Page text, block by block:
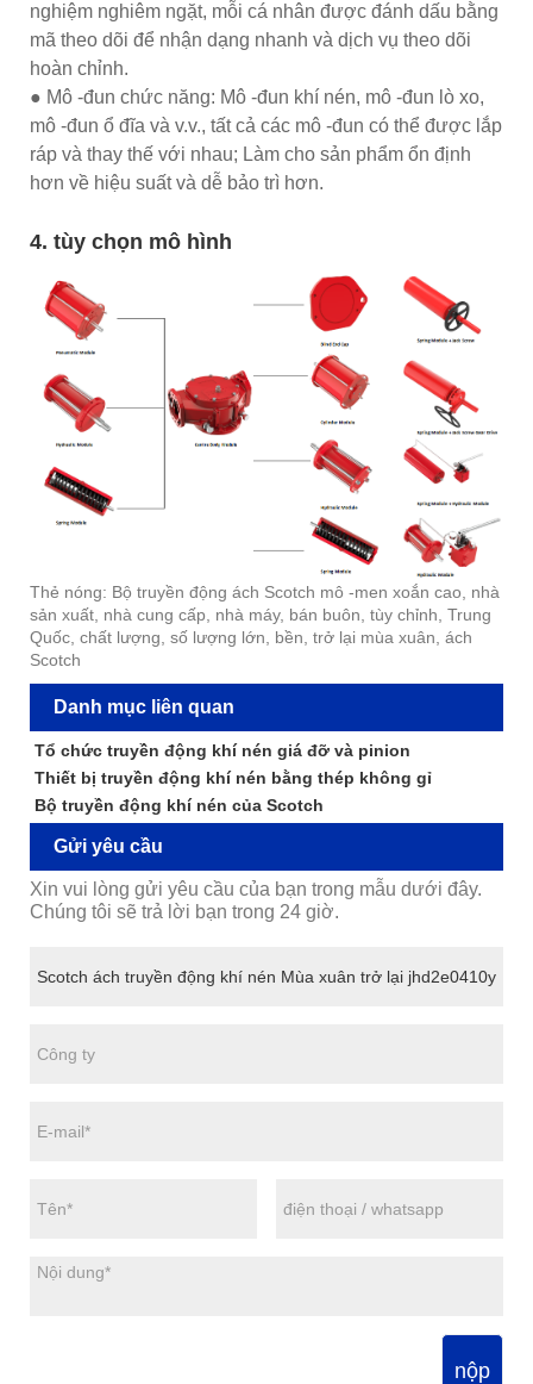
nghiệm nghiêm ngặt, mỗi cá nhân được đánh dấu bằng
mã theo dõi để nhận dạng nhanh và dịch vụ theo dõi
hoàn chỉnh.
● Mô -đun chức năng: Mô -đun khí nén, mô -đun lò xo,
mô -đun ổ đĩa và v.v., tất cả các mô -đun có thể được lắp
ráp và thay thế với nhau; Làm cho sản phẩm ổn định
hơn về hiệu suất và dễ bảo trì hơn.
4. tùy chọn mô hình
Thẻ nóng: Bộ truyền động ách Scotch mô -men xoắn cao, nhà
sản xuất, nhà cung cấp, nhà máy, bán buôn, tùy chỉnh, Trung
Quốc, chất lượng, số lượng lớn, bền, trở lại mùa xuân, ách
Scotch
Danh mục liên quan
Tổ chức truyền động khí nén giá đỡ và pinion
Thiết bị truyền động khí nén bằng thép không gỉ
Bộ truyền động khí nén của Scotch
Gửi yêu cầu
Xin vui lòng gửi yêu cầu của bạn trong mẫu dưới đây.
Chúng tôi sẽ trả lời bạn trong 24 giờ.
nộp